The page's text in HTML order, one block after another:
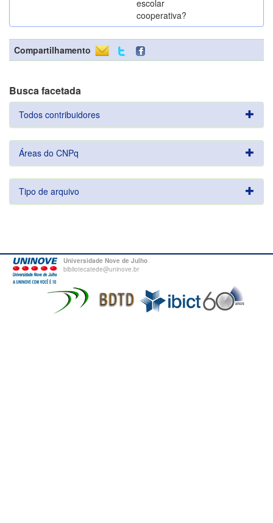
escolar
cooperativa?
Compartilhamento
Busca facetada
Todos contribuidores
Áreas do CNPq
Tipo de arquivo
Universidade Nove de Julho
bibliotecatede@uninove.br